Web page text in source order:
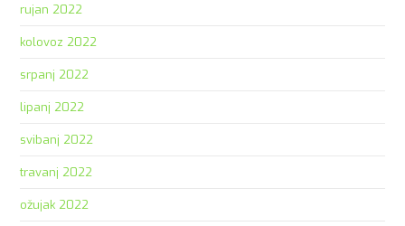
rujan 2022
kolovoz 2022
srpanj 2022
lipanj 2022
svibanj 2022
travanj 2022
ožujak 2022